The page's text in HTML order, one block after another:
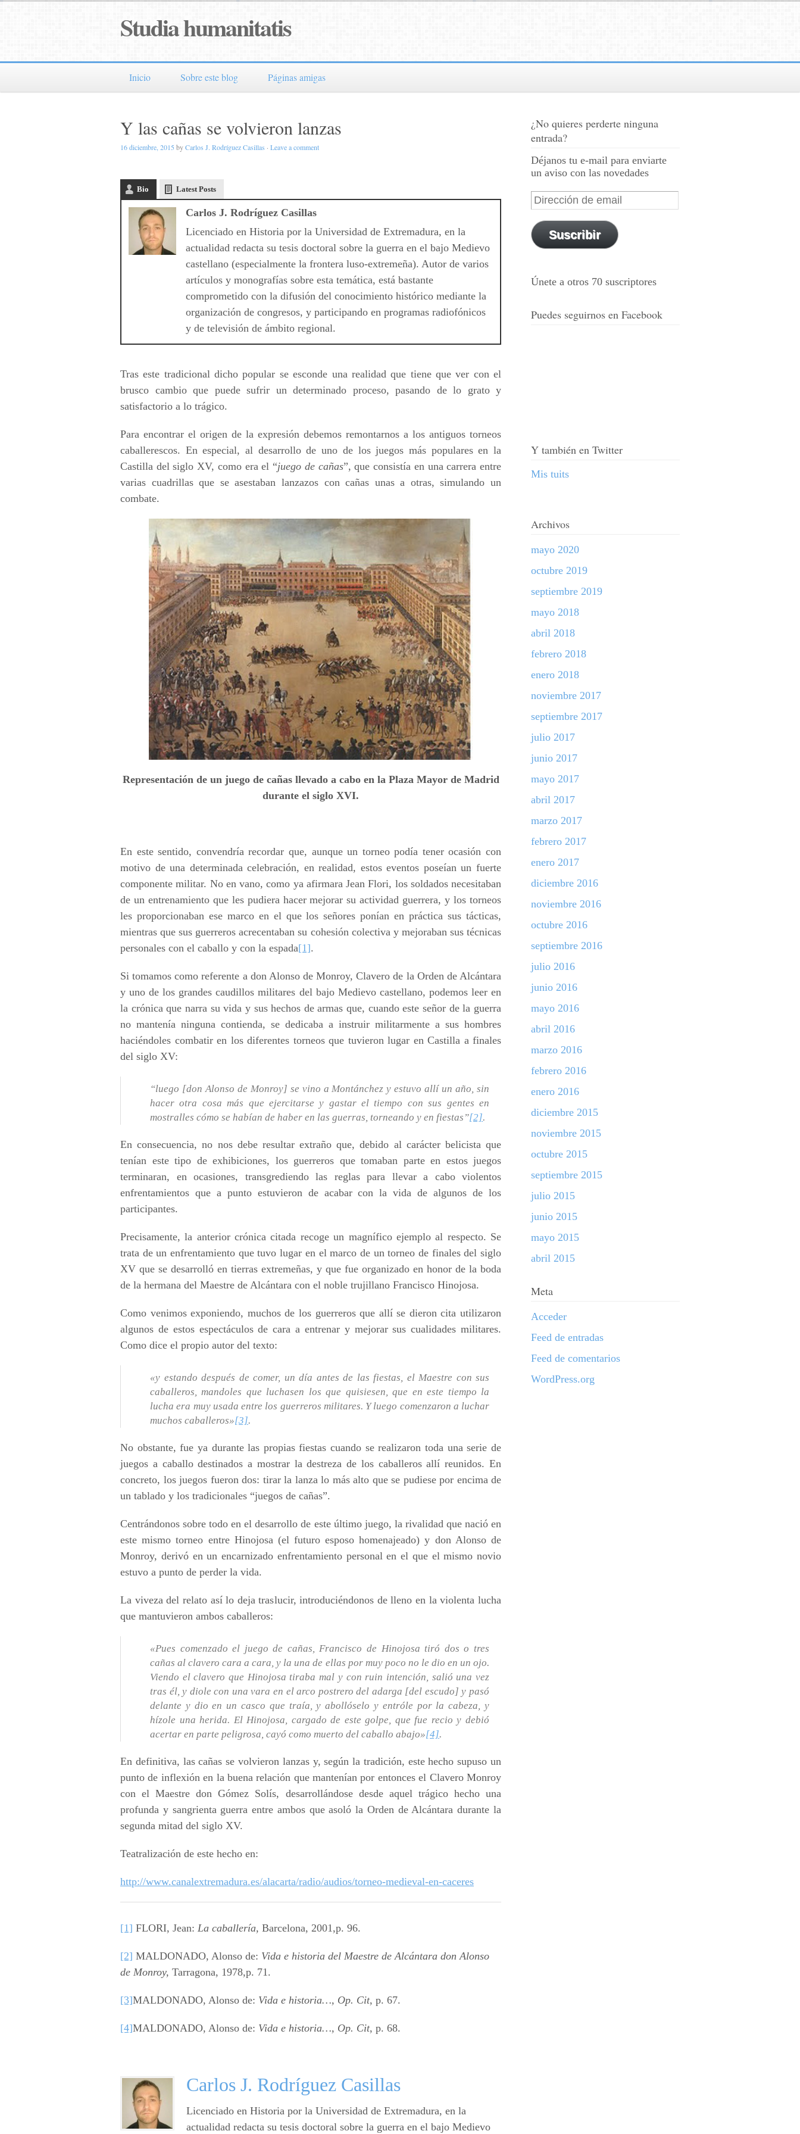
Studia humanitatis
Inicio Sobre este blog Páginas amigas
Y las cañas se volvieron lanzas
16 diciembre, 2015 byCarlos J. Rodríguez Casillas · Leave a comment
Bio Latest Posts
Carlos J. Rodríguez Casillas
Licenciado en Historia por la Universidad de Extremadura, en la
actualidad redacta su tesis doctoral sobre la guerra en el bajo Medievo
castellano (especialmente la frontera luso-extremeña). Autor de varios
artículos y monografías sobre esta temática, está bastante
comprometido con la difusión del conocimiento histórico mediante la
organización de congresos, y participando en programas radiofónicos
y de televisión de ámbito regional.
Tras este tradicional dicho popular se esconde una realidad que tiene que ver con el
brusco cambio que puede sufrir un determinado proceso, pasando de lo grato y
satisfactorio a lo trágico.
Para encontrar el origen de la expresión debemos remontarnos a los antiguos torneos
caballerescos. En especial, al desarrollo de uno de los juegos más populares en la
Castilla del siglo XV, como era el “juego de cañas”, que consistía en una carrera entre
varias cuadrillas que se asestaban lanzazos con cañas unas a otras, simulando un
combate.
Representación de un juego de cañas llevado a cabo en la Plaza Mayor de Madrid
durante el siglo XVI.
En este sentido, convendría recordar que, aunque un torneo podía tener ocasión con
motivo de una determinada celebración, en realidad, estos eventos poseían un fuerte
componente militar. No en vano, como ya afirmara Jean Flori, los soldados necesitaban
de un entrenamiento que les pudiera hacer mejorar su actividad guerrera, y los torneos
les proporcionaban ese marco en el que los señores ponían en práctica sus tácticas,
mientras que sus guerreros acrecentaban su cohesión colectiva y mejoraban sus técnicas
personales con el caballo y con la espada[1].
Si tomamos como referente a don Alonso de Monroy, Clavero de la Orden de Alcántara
y uno de los grandes caudillos militares del bajo Medievo castellano, podemos leer en
la crónica que narra su vida y sus hechos de armas que, cuando este señor de la guerra
no mantenía ninguna contienda, se dedicaba a instruir militarmente a sus hombres
haciéndoles combatir en los diferentes torneos que tuvieron lugar en Castilla a finales
del siglo XV:
“luego [don Alonso de Monroy] se vino a Montánchez y estuvo allí un año, sin
hacer otra cosa más que ejercitarse y gastar el tiempo con sus gentes en
mostralles cómo se habían de haber en las guerras, torneando y en fiestas”[2].
En consecuencia, no nos debe resultar extraño que, debido al carácter belicista que
tenían este tipo de exhibiciones, los guerreros que tomaban parte en estos juegos
terminaran, en ocasiones, transgrediendo las reglas para llevar a cabo violentos
enfrentamientos que a punto estuvieron de acabar con la vida de algunos de los
participantes.
Precisamente, la anterior crónica citada recoge un magnífico ejemplo al respecto. Se
trata de un enfrentamiento que tuvo lugar en el marco de un torneo de finales del siglo
XV que se desarrolló en tierras extremeñas, y que fue organizado en honor de la boda
de la hermana del Maestre de Alcántara con el noble trujillano Francisco Hinojosa.
Como venimos exponiendo, muchos de los guerreros que allí se dieron cita utilizaron
algunos de estos espectáculos de cara a entrenar y mejorar sus cualidades militares.
Como dice el propio autor del texto:
«y estando después de comer, un día antes de las fiestas, el Maestre con sus
caballeros, mandoles que luchasen los que quisiesen, que en este tiempo la
lucha era muy usada entre los guerreros militares. Y luego comenzaron a luchar
muchos caballeros»[3].
No obstante, fue ya durante las propias fiestas cuando se realizaron toda una serie de
juegos a caballo destinados a mostrar la destreza de los caballeros allí reunidos. En
concreto, los juegos fueron dos: tirar la lanza lo más alto que se pudiese por encima de
un tablado y los tradicionales “juegos de cañas”.
Centrándonos sobre todo en el desarrollo de este último juego, la rivalidad que nació en
este mismo torneo entre Hinojosa (el futuro esposo homenajeado) y don Alonso de
Monroy, derivó en un encarnizado enfrentamiento personal en el que el mismo novio
estuvo a punto de perder la vida.
La viveza del relato así lo deja traslucir, introduciéndonos de lleno en la violenta lucha
que mantuvieron ambos caballeros:
«Pues comenzado el juego de cañas, Francisco de Hinojosa tiró dos o tres
cañas al clavero cara a cara, y la una de ellas por muy poco no le dio en un ojo.
Viendo el clavero que Hinojosa tiraba mal y con ruin intención, salió una vez
tras él, y diole con una vara en el arco postrero del adarga [del escudo] y pasó
delante y dio en un casco que traía, y abollóselo y entróle por la cabeza, y
hízole una herida. El Hinojosa, cargado de este golpe, que fue recio y debió
acertar en parte peligrosa, cayó como muerto del caballo abajo»[4].
En definitiva, las cañas se volvieron lanzas y, según la tradición, este hecho supuso un
punto de inflexión en la buena relación que mantenían por entonces el Clavero Monroy
con el Maestre don Gómez Solís, desarrollándose desde aquel trágico hecho una
profunda y sangrienta guerra entre ambos que asoló la Orden de Alcántara durante la
segunda mitad del siglo XV.
Teatralización de este hecho en:
http://www.canalextremadura.es/alacarta/radio/audios/torneo-medieval-en-caceres
[1] FLORI, Jean: La caballería, Barcelona, 2001,p. 96.
[2] MALDONADO, Alonso de: Vida e historia del Maestre de Alcántara don Alonso
de Monroy, Tarragona, 1978,p. 71.
[3]MALDONADO, Alonso de: Vida e historia…, Op. Cit, p. 67.
[4]MALDONADO, Alonso de: Vida e historia…, Op. Cit, p. 68.
Carlos J. Rodríguez Casillas
Licenciado en Historia por la Universidad de Extremadura, en la
actualidad redacta su tesis doctoral sobre la guerra en el bajo Medievo
¿No quieres perderte ninguna
entrada?
Déjanos tu e-mail para enviarte
un aviso con las novedades
Suscribir
Únete a otros 70 suscriptores
Puedes seguirnos en Facebook
Y también en Twitter
Mis tuits
Archivos
mayo 2020
octubre 2019
septiembre 2019
mayo 2018
abril 2018
febrero 2018
enero 2018
noviembre 2017
septiembre 2017
julio 2017
junio 2017
mayo 2017
abril 2017
marzo 2017
febrero 2017
enero 2017
diciembre 2016
noviembre 2016
octubre 2016
septiembre 2016
julio 2016
junio 2016
mayo 2016
abril 2016
marzo 2016
febrero 2016
enero 2016
diciembre 2015
noviembre 2015
octubre 2015
septiembre 2015
julio 2015
junio 2015
mayo 2015
abril 2015
Meta
Acceder
Feed de entradas
Feed de comentarios
WordPress.org